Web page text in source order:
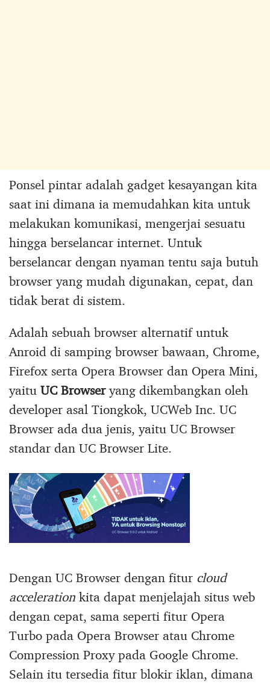
Ponsel pintar adalah gadget kesayangan kita
saat ini dimana ia memudahkan kita untuk
melakukan komunikasi, mengerjai sesuatu
hingga berselancar internet. Untuk
berselancar dengan nyaman tentu saja butuh
browser yang mudah digunakan, cepat, dan
tidak berat di sistem.
Adalah sebuah browser alternatif untuk
Anroid di samping browser bawaan, Chrome,
Firefox serta Opera Browser dan Opera Mini,
yaitu UC Browseryang dikembangkan oleh
developer asal Tiongkok, UCWeb Inc. UC
Browser ada dua jenis, yaitu UC Browser
standar dan UC Browser Lite.
Dengan UC Browser dengan fitur cloud
acceleration kita dapat menjelajah situs web
dengan cepat, sama seperti fitur Opera
Turbo pada Opera Browser atau Chrome
Compression Proxy pada Google Chrome.
Selain itu tersedia fitur blokir iklan, dimana